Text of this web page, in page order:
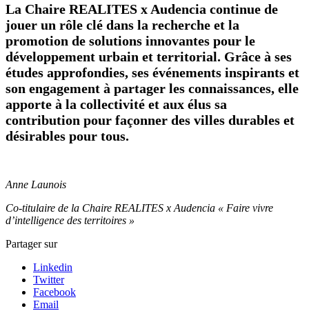
La Chaire REALITES x Audencia continue de
jouer un rôle clé dans la recherche et la
promotion de solutions innovantes pour le
développement urbain et territorial. Grâce à ses
études approfondies, ses événements inspirants et
son engagement à partager les connaissances, elle
apporte à la collectivité et aux élus sa
contribution pour façonner des villes durables et
désirables pour tous.
Anne Launois
Co-titulaire de la Chaire REALITES x Audencia « Faire vivre
d’intelligence des territoires »
Partager sur
Linkedin
Twitter
Facebook
Email